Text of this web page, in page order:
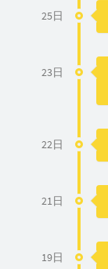
25日
23日
22日
21日
19日